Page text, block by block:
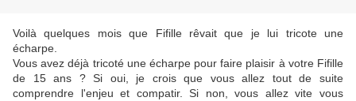
Voilà quelques mois que Fifille rêvait que je lui tricote une
écharpe.
Vous avez déjà tricoté une écharpe pour faire plaisir à votre Fifille
de 15 ans ? Si oui, je crois que vous allez tout de suite
comprendre l'enjeu et compatir. Si non, vous allez vite vous